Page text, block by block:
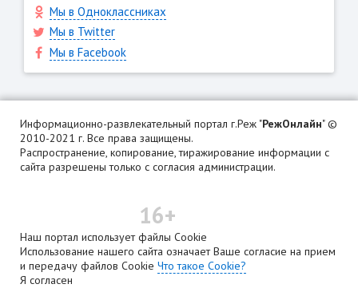
Мы в Одноклассниках
Мы в Twitter
Мы в Facebook
Информационно-развлекательный портал г.Реж "РежОнлайн" ©
2010-2021 г. Все права защищены.
Распространение, копирование, тиражирование информации с
сайта разрешены только с согласия администрации.
16+
Наш портал использует файлы Cookie
Использование нашего сайта означает Ваше согласие на прием
и передачу файлов Cookie Что такое Cookie?
Я согласен